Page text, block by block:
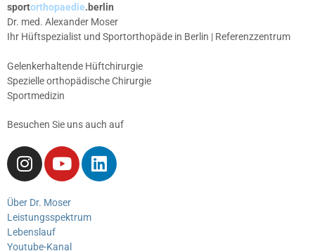
sportorthopaedie.berlin
Dr. med. Alexander Moser
Ihr Hüftspezialist und Sportorthopäde in Berlin | Referenzzentrum
Gelenkerhaltende Hüftchirurgie
Spezielle orthopädische Chirurgie
Sportmedizin
Besuchen Sie uns auch auf
Über Dr. Moser
Leistungsspektrum
Lebenslauf
Youtube-Kanal